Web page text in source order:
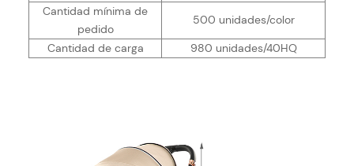
Cantidad mínima de
pedido
500 unidades/color
Cantidad de carga
980 unidades/40HQ